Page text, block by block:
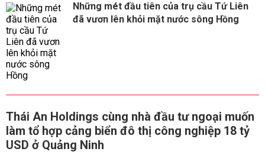
Những mét đầu tiên của trụ cầu Tứ Liên
đã vươn lên khỏi mặt nước sông Hồng
Thái An Holdings cùng nhà đầu tư ngoại muốn
làm tổ hợp cảng biển đô thị công nghiệp 18 tỷ
USD ở Quảng Ninh